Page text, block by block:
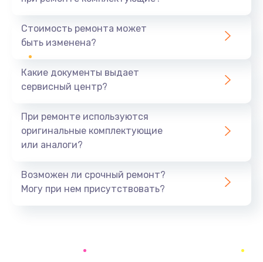
490 руб.
Ремонт каркаса
Заказать
Замена конденсатора
Заказать
Стоимость ремонта может
быть изменена?
Какие документы выдает
сервисный центр?
При ремонте используются
оригинальные комплектующие
или аналоги?
Возможен ли срочный ремонт?
Могу при нем присутствовать?